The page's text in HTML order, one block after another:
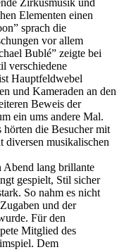
Elementen einen
sprach die
vor allem
Bublé” zeigte bei
verschiedene
Hauptfeldwebel
und Kameraden an den
Beweis der
ein ums andere Mal.
die Besucher mit
diversen musikalischen
Abend lang brillante
gespielt, Stil sicher
So nahm es nicht
und der
Für den
Mitglied des
Dem